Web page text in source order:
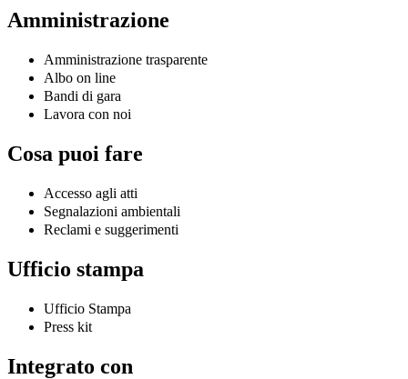
Amministrazione
Amministrazione trasparente
Albo on line
Bandi di gara
Lavora con noi
Cosa puoi fare
Accesso agli atti
Segnalazioni ambientali
Reclami e suggerimenti
Ufficio stampa
Ufficio Stampa
Press kit
Integrato con